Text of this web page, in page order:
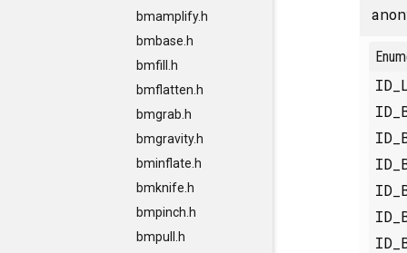
bmamplify.h
bmbase.h
bmfill.h
bmflatten.h
bmgrab.h
bmgravity.h
bminflate.h
bmknife.h
bmpinch.h
bmpull.h